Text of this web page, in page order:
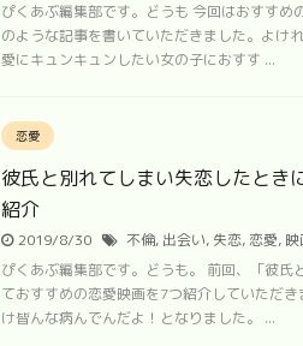
ぴくあぶ編集部です。どうも 今回はおすす
のような記事を書いていただきました。よけ
愛にキュンキュンしたい女の子におすす ...
恋愛
彼氏と別れてしまい失恋したとき
紹介
2019/8/30 不倫, 出会い, 失恋,恋愛, 映
ぴくあぶ編集部です。どうも。 前回、「彼
ておすすめの恋愛映画を7つ紹介していただ
け皆んな病んでんだよ！となりました。 ...